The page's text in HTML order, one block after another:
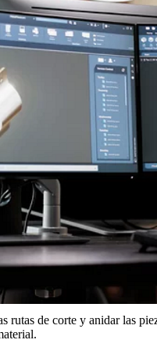
rutas de corte y anidar las